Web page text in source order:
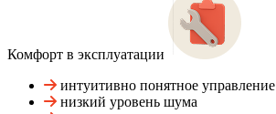
Комфорт в эксплуатации
интуитивно понятное управление
низкий уровень шума